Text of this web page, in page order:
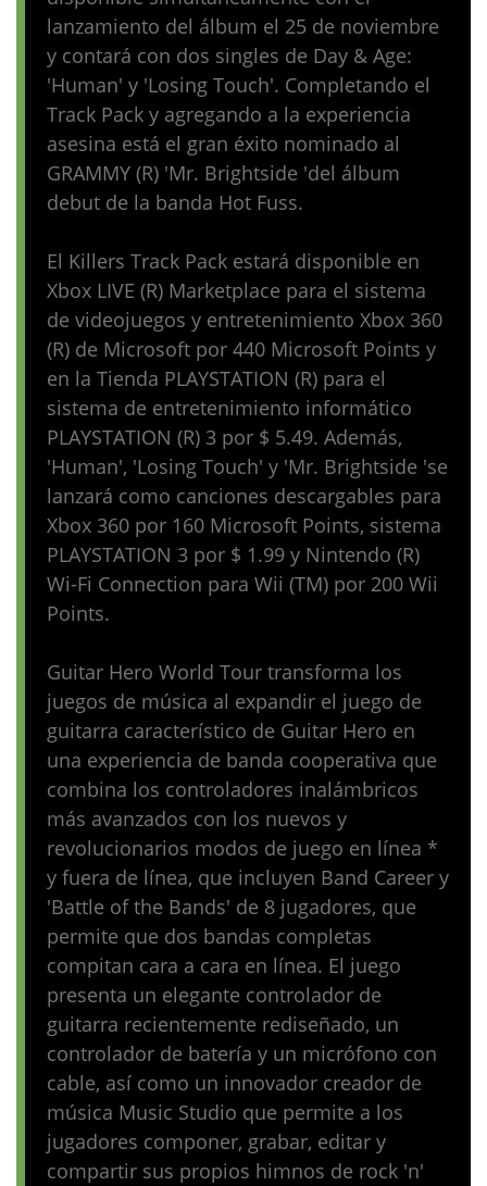
lanzamiento del álbum el 25 de noviembre
y contará con dos singles de Day & Age:
'Human' y 'Losing Touch'. Completando el
Track Pack y agregando a la experiencia
asesina está el gran éxito nominado al
GRAMMY (R) 'Mr. Brightside 'del álbum
debut de la banda Hot Fuss.
El Killers Track Pack estará disponible en
Xbox LIVE (R) Marketplace para el sistema
de videojuegos y entretenimiento Xbox 360
(R) de Microsoft por 440 Microsoft Points y
en la Tienda PLAYSTATION (R) para el
sistema de entretenimiento informático
PLAYSTATION (R) 3 por $ 5.49. Además,
'Human', 'Losing Touch' y 'Mr. Brightside 'se
lanzará como canciones descargables para
Xbox 360 por 160 Microsoft Points, sistema
PLAYSTATION 3 por $ 1.99 y Nintendo (R)
Wi-Fi Connection para Wii (TM) por 200 Wii
Points.
Guitar Hero World Tour transforma los
juegos de música al expandir el juego de
guitarra característico de Guitar Hero en
una experiencia de banda cooperativa que
combina los controladores inalámbricos
más avanzados con los nuevos y
revolucionarios modos de juego en línea *
y fuera de línea, que incluyen Band Career y
'Battle of the Bands' de 8 jugadores, que
permite que dos bandas completas
compitan cara a cara en línea. El juego
presenta un elegante controlador de
guitarra recientemente rediseñado, un
controlador de batería y un micrófono con
cable, así como un innovador creador de
música Music Studio que permite a los
jugadores componer, grabar, editar y
compartir sus propios himnos de rock 'n'